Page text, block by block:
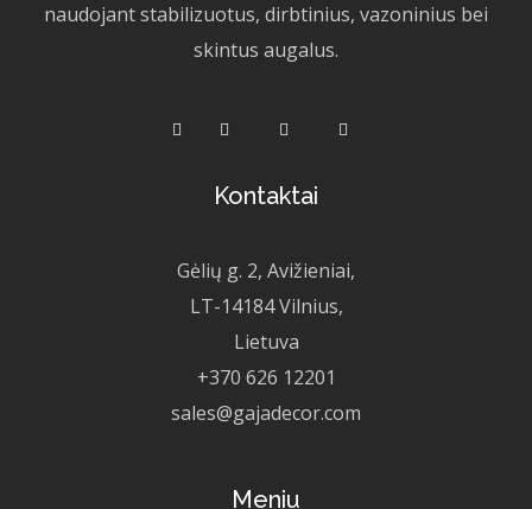
naudojant stabilizuotus, dirbtinius, vazoninius bei
skintus augalus.
Kontaktai
Gėlių g. 2, Avižieniai,
LT-14184 Vilnius,
Lietuva
+370 626 12201
sales@gajadecor.com
Meniu